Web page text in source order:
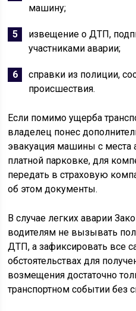
машину;
извещение о ДТП,
участниками аварии;
справки из полиции,
происшествия.
Если помимо ущерба
владелец понес
эвакуация машины с места
платной парковке, для
передать в страховую
об этом документы.
В случае легких аварии
водителям не вызывать
ДТП, а зафиксировать все
обстоятельствах для
возмещения достаточно
транспортном событии без